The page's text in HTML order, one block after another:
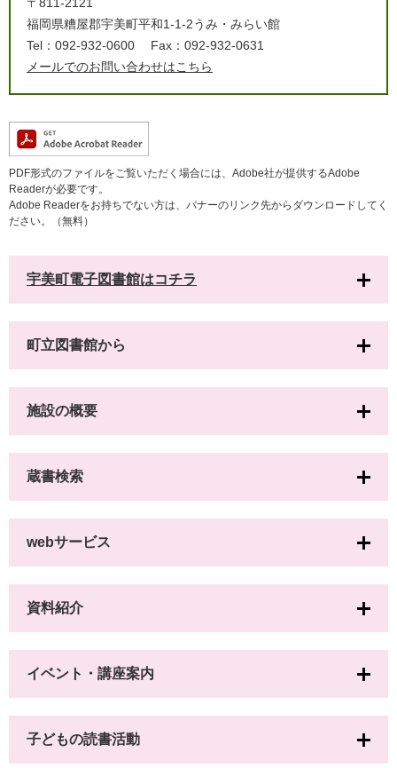
福岡県糟屋郡宇美町平和1-1-2うみ・みらい館
Tel：092-932-0600
Fax：092-932-0631
メールでのお問い合わせはこちら
PDF形式のファイルをご覧いただく場合には、Adobe社が提供するAdobe
Readerが必要です。
Adobe Readerをお持ちでない方は、バナーのリンク先からダウンロードしてく
ださい。（無料）
宇美町電子図書館はコチラ
町立図書館から
施設の概要
蔵書検索
webサービス
資料紹介
イベント・講座案内
子どもの読書活動